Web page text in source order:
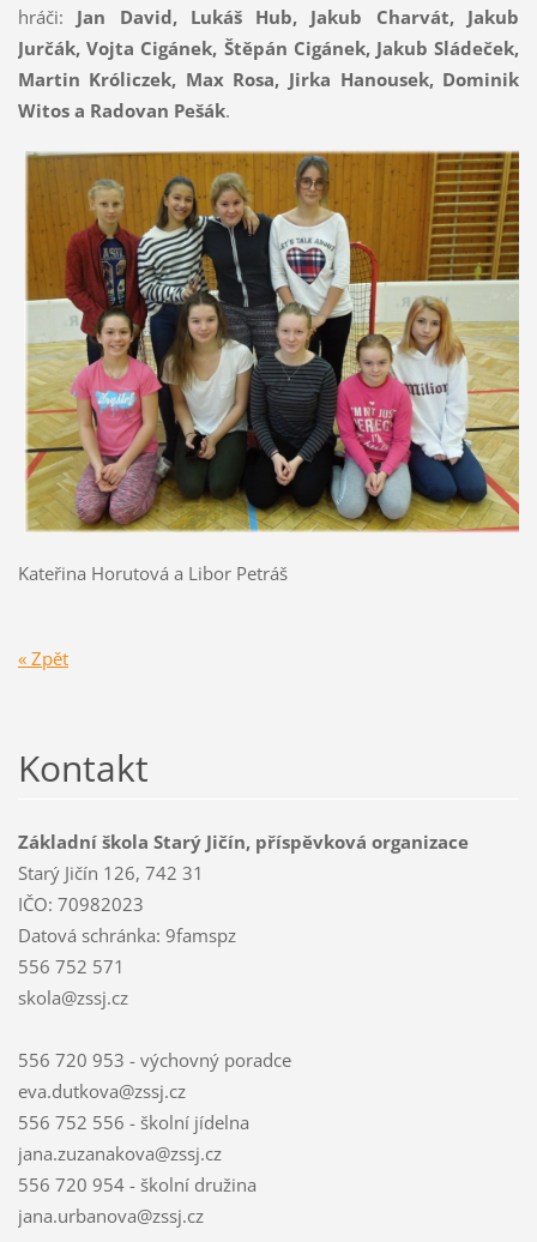
hráči: Jan David, Lukáš Hub, Jakub Charvát, Jakub
Jurčák, Vojta Cigánek, Štěpán Cigánek, Jakub Sládeček,
Martin Króliczek, Max Rosa, Jirka Hanousek, Dominik
Witos a Radovan Pešák.
Kateřina Horutová a Libor Petráš
« Zpět
Kontakt
Základní škola Starý Jičín, příspěvková organizace
Starý Jičín 126, 742 31
IČO: 70982023
Datová schránka: 9famspz
556 752 571
skola@zssj.cz
556 720 953 - výchovný poradce
eva.dutkova@zssj.cz
556 752 556 - školní jídelna
jana.zuzanakova@zssj.cz
556 720 954 - školní družina
jana.urbanova@zssj.cz